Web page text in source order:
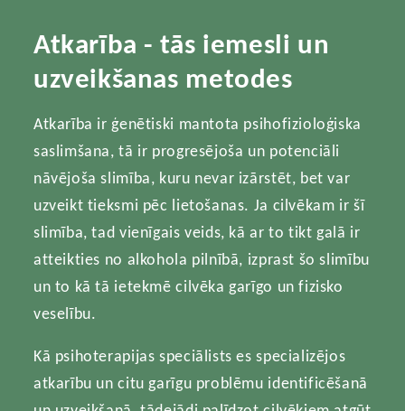
Atkarība - tās iemesli un
uzveikšanas metodes
Atkarība ir ģenētiski mantota psihofizioloģiska
saslimšana, tā ir progresējoša un potenciāli
nāvējoša slimība, kuru nevar izārstēt, bet var
uzveikt tieksmi pēc lietošanas. Ja cilvēkam ir šī
slimība, tad vienīgais veids, kā ar to tikt galā ir
atteikties no alkohola pilnībā, izprast šo slimību
un to kā tā ietekmē cilvēka garīgo un fizisko
veselību.
Kā psihoterapijas speciālists es specializējos
atkarību un citu garīgu problēmu identificēšanā